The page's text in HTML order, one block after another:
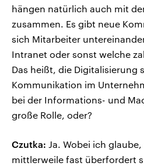
hängen natürlich auch mit
zusammen. Es gibt neue
sich Mitarbeiter
Intranet oder sonst welche
Das heißt, die Digitalisierung
Kommunikation im
bei der Informations- und
große Rolle, oder?
Czutka: Ja. Wobei ich
mittlerweile fast überfordert